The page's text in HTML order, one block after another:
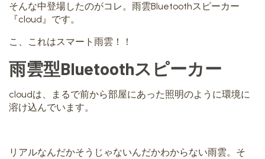
そんな中登場したのがコレ。雨雲Bluetoothスピーカー
『cloud』です。
こ、これはスマート雨雲！！
雨雲型Bluetoothスピーカー
cloudは、まるで前から部屋にあった照明のように環境に
溶け込んでいます。
リアルなんだかそうじゃないんだかわからない雨雲。そ